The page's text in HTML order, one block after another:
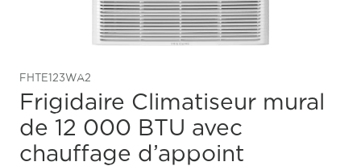
FHTE123WA2
Frigidaire Climatiseur mural
de 12 000 BTU avec
chauffage d’appoint